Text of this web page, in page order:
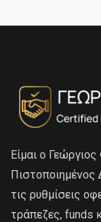
Είμαι ο
Πιστοποιημένος
τις ρυθμίσεις
τράπεζες, funds